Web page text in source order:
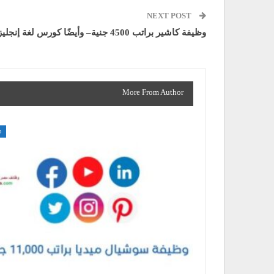
NEXT POST
وظيفة كاشير براتب 4500 جنية– وأيضًا كورس لغة إنجليزية مجانًا
More From Author